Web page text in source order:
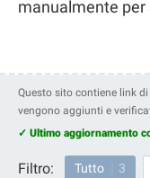
manualmente per
Questo sito contiene link
vengono aggiunti e
✓ Ultimo aggiornamento
Filtro: Tutto 3